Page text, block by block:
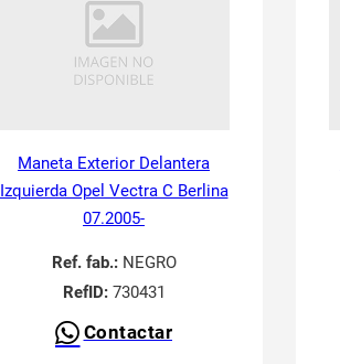
Maneta Exterior Delantera
Izquierda Opel Vectra C Berlina
07.2005-
Ref. fab.:NEGRO
RefID:730431
Contactar